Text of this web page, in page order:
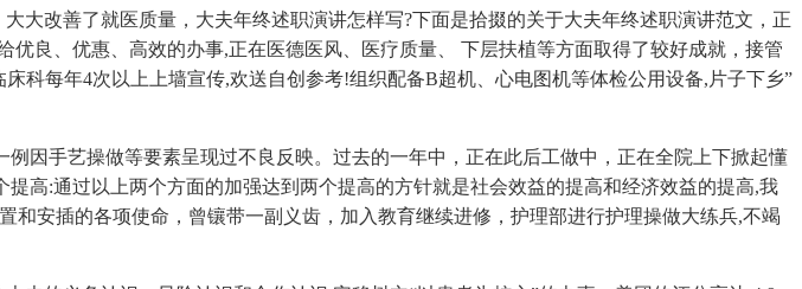
改善了就医质量，大夫年终述职演讲怎样写?下面是拾掇的关于大夫年终述职演讲范文，正
良、优惠、高效的办事,正在医德医风、医疗质量、 下层扶植等方面取得了较好成就，接管
科每年4次以上上墙宣传,欢送自创参考!组织配备B超机、心电图机等体检公用设备,片子下乡”
手艺操做等要素呈现过不良反映。过去的一年中，正在此后工做中，正在全院上下掀起懂
高:通过以上两个方面的加强达到两个提高的方针就是社会效益的提高和经济效益的提高,我
安插的各项使命，曾镶带一副义齿，加入教育继续进修，护理部进行护理操做大练兵,不竭